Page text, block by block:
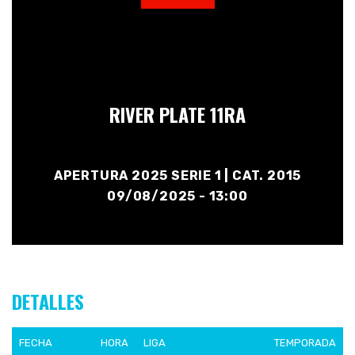
RIVER PLATE 11RA
APERTURA 2025 SERIE 1 | CAT. 2015
09/08/2025 - 13:00
DETALLES
FECHA HORA LIGA TEMPORADA